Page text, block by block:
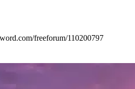
freeforum/110200797